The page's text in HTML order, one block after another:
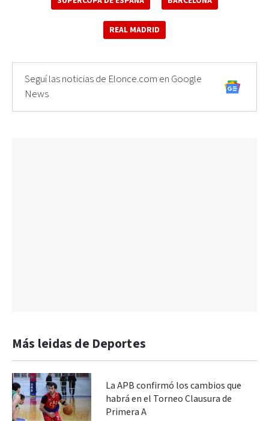
REAL MADRID
Seguí las noticias de Elonce.com en Google
News
Más leidas de Deportes
La APB confirmó los cambios que
habrá en el Torneo Clausura de
Primera A